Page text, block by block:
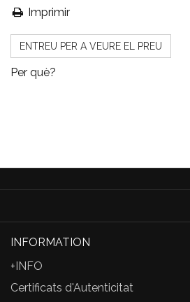
Imprimir
ENTREU PER A VEURE EL PREU
Per què?
INFORMATION
+INFO
Certificats d'Autenticitat